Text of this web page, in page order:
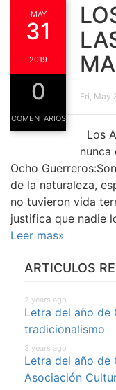
MAY
31
2019
0
COMENTARIOS
Fri, May
Los
nunca
Ocho
de la naturaleza,
no tuvieron vida
justifica que nadie
Leer mas»
ARTICULOS
2 years ago
Letra del año de
tradicionalismo
3 years ago
Letra del año de
Asociación